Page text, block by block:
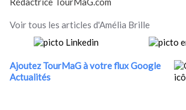
Voir tous les articles d'Amélia Brille
Ajoutez TourMaG à votre flux Google
Actualités